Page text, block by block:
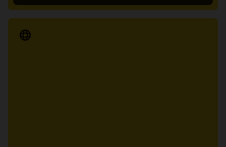
Communiqué de presse